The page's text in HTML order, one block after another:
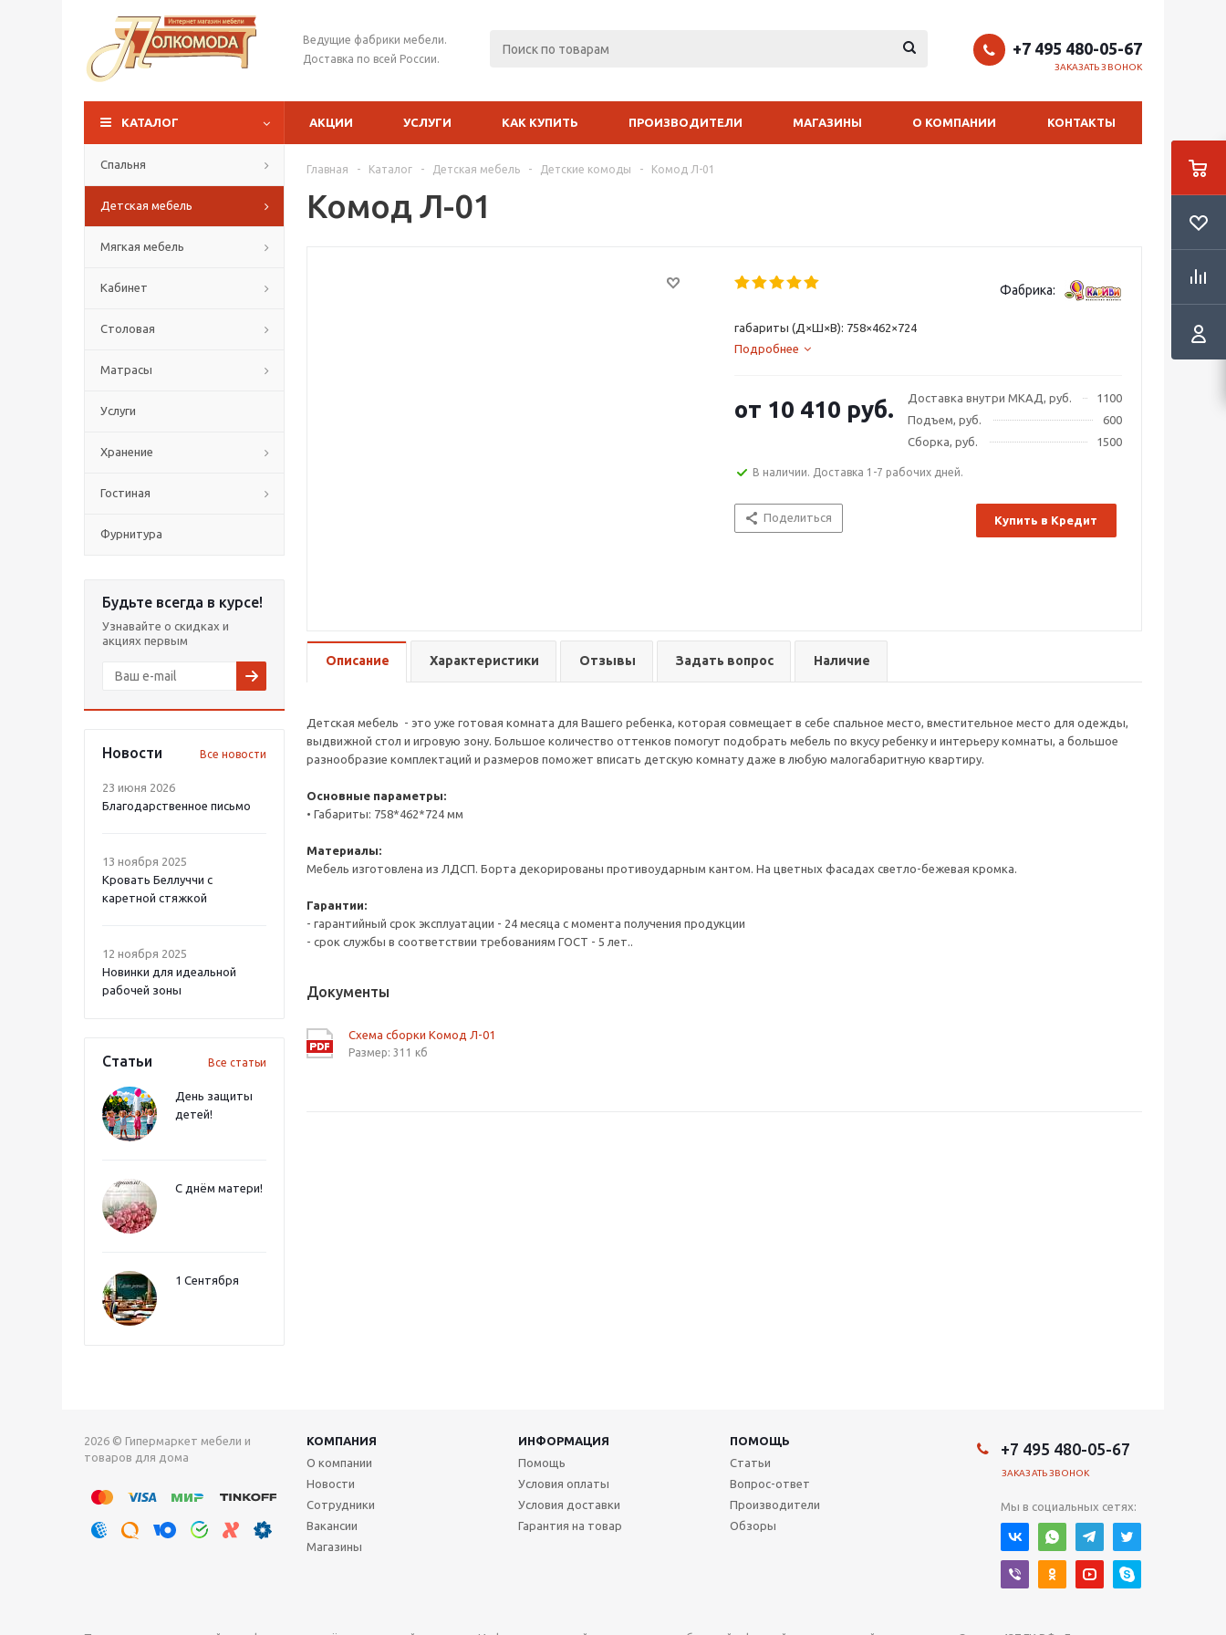
Ведущие фабрики мебели.
Доставка по всей России.
+7 495 480-05-67
ЗАКАЗАТЬ ЗВОНОК
КАТАЛОГ АКЦИИ УСЛУГИ КАК КУПИТЬ ПРОИЗВОДИТЕЛИ МАГАЗИНЫ О КОМПАНИИ КОНТАКТЫ
Спальня
Детская мебель
Мягкая мебель
Кабинет
Столовая
Матрасы
Услуги
Хранение
Гостиная
Фурнитура
Будьте всегда в курсе!
Узнавайте о скидках и
акциях первым
Новости Все новости
23 июня 2026
Благодарственное письмо
13 ноября 2025
Кровать Беллуччи с
каретной стяжкой
12 ноября 2025
Новинки для идеальной
рабочей зоны
Статьи Все статьи
День защиты
детей!
С днём матери!
1 Сентября
Главная - Каталог - Детская мебель - Детские комоды - Комод Л-01
Комод Л-01
Фабрика:
габариты (Д×Ш×В): 758×462×724
Подробнее
Доставка внутри МКАД, руб.
1100
Подъем, руб.
600
Сборка, руб.
1500
от 10 410 руб.
В наличии. Доставка 1-7 рабочих дней.
Поделиться Купить в Кредит
Описание Характеристики Отзывы Задать вопрос Наличие
Детская мебель - это уже готовая комната для Вашего ребенка, которая совмещает в себе спальное место, вместительное место для одежды,
выдвижной стол и игровую зону. Большое количество оттенков помогут подобрать мебель по вкусу ребенку и интерьеру комнаты, а большое
разнообразие комплектаций и размеров поможет вписать детскую комнату даже в любую малогабаритную квартиру.
Основные параметры:
• Габариты: 758*462*724 мм
Материалы:
Мебель изготовлена из ЛДСП. Борта декорированы противоударным кантом. На цветных фасадах светло-бежевая кромка.
Гарантии:
- гарантийный срок эксплуатации - 24 месяца с момента получения продукции
- срок службы в соответствии требованиям ГОСТ - 5 лет..
Документы
Схема сборки Комод Л-01
Размер: 311 кб
2026 © Гипермаркет мебели и
товаров для дома
КОМПАНИЯ ИНФОРМАЦИЯ
ПОМОЩЬ
О компании
Новости
Сотрудники
Вакансии
Магазины
Помощь
Условия оплаты
Условия доставки
Гарантия на товар
Статьи
Вопрос-ответ
Производители
Обзоры
+7 495 480-05-67
ЗАКАЗАТЬ ЗВОНОК
Мы в социальных сетях: